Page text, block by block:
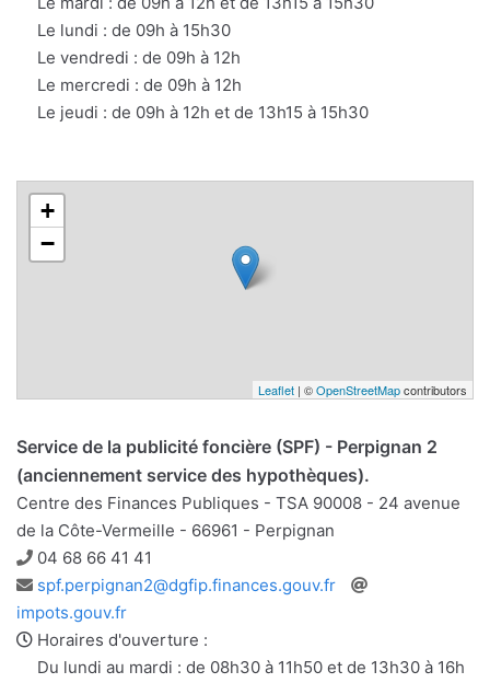
Le lundi : de 09h à 15h30
Le vendredi : de 09h à 12h
Le mercredi : de 09h à 12h
Le jeudi : de 09h à 12h et de 13h15 à 15h30
+
−
Leaflet | ©OpenStreetMapcontributors
Service de la publicité foncière (SPF) - Perpignan 2
(anciennement service des hypothèques).
Centre des Finances Publiques - TSA 90008 - 24 avenue
de la Côte-Vermeille - 66961 - Perpignan
Téléphone
04 68 66 41 41
Adresse
e-
mail
spf.perpignan2@dgfip.finances.gouv.fr
impots.gouv.fr
Horaires d'ouverture :
Du lundi au mardi : de 08h30 à 11h50 et de 13h30 à 16h